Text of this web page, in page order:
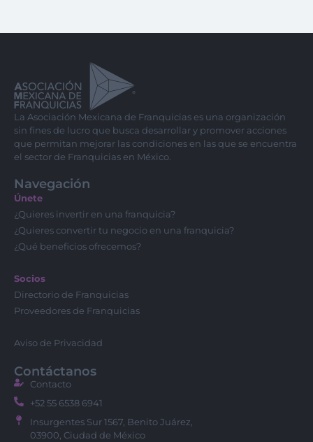
La Asociación Mexicana de Franquicias es una organización
sin fines de lucro que busca desarrollar y promover acciones
que permitan mejorar las condiciones en las que se encuentra
el sector de Franquicias en México.
Navegación
Únete
¿Quieres invertir en una franquicia?
¿Quieres convertir tu negocio en una franquicia?
¿Qué beneficios ofrecemos?
Socios
Directorio de Franquicias
Proveedores de Franquicias
Aviso de Privacidad
Contáctanos
Contacto
+52 55 6538 6941
Insurgentes Sur 1567, Benito Juárez,
03900, Ciudad de México